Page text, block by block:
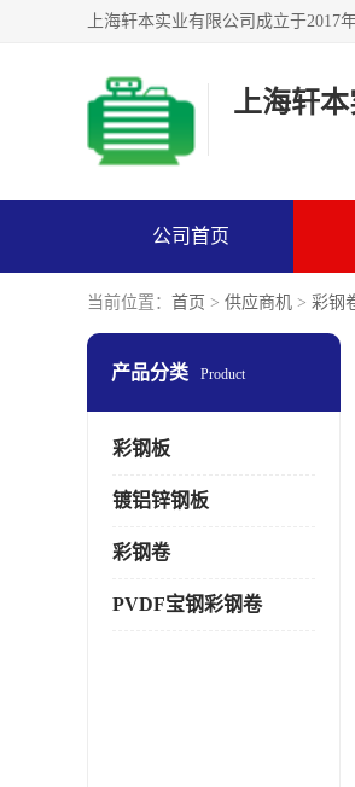
上海轩
公司首页
当前位置： 首页 > 供应商机 > 彩钢
产品分类 Product
彩钢板
镀铝锌钢板
彩钢卷
PVDF宝钢彩钢卷